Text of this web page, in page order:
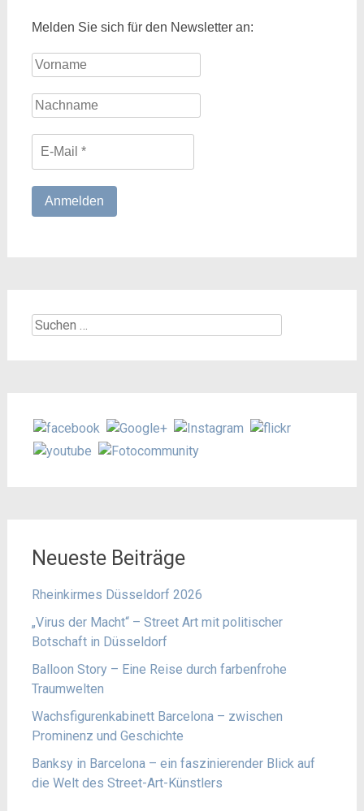
Melden Sie sich für den Newsletter an:
Suchen
Neueste Beiträge
Rheinkirmes Düsseldorf 2026
„Virus der Macht“ – Street Art mit politischer
Botschaft in Düsseldorf
Balloon Story – Eine Reise durch farbenfrohe
Traumwelten
Wachsfigurenkabinett Barcelona – zwischen
Prominenz und Geschichte
Banksy in Barcelona – ein faszinierender Blick auf
die Welt des Street-Art-Künstlers